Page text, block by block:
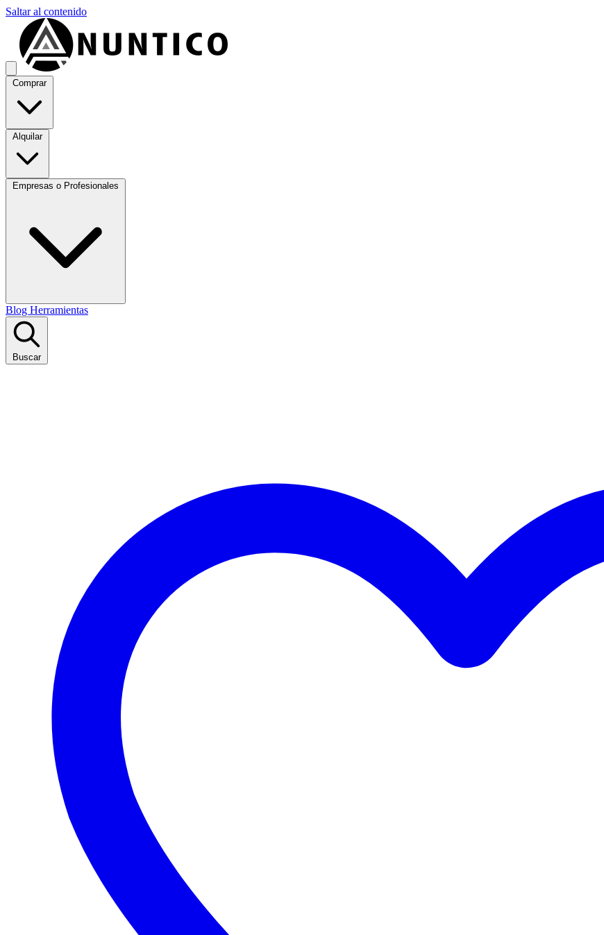
Saltar al contenido
Comprar
Alquilar
Empresas o Profesionales
Blog Herramientas
Buscar